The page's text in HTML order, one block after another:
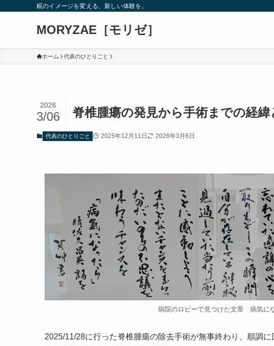
糀のイメージを変える、新しい体験を。
MORYZAE［モリゼ］
ホーム 代表のひとりごと
脊椎腫瘍の発見から手術までの経
2026
3/06
代表のひとりごと 2025年12月11日 2026年3月6日
病院のロビーで見つけた文章 病気に
2025/11/28に行った脊椎腫瘍の除去手術が無事終わり、順調